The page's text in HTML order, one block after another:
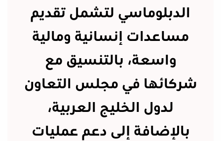
الدبلوماسي لتشمل تقديم
مساعدات إنسانية ومالية
واسعة، بالتنسيق مع
شركائها في مجلس التعاون
لدول الخليج العربية،
بالإضافة إلى دعم عمليات